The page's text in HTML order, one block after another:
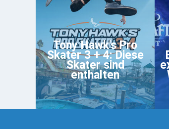
Tony Hawk's Pro
Skater 3 + 4: Diese
Skater sind
enthalten